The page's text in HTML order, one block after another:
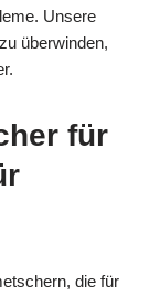
Unsere
überwinden,
für
die für